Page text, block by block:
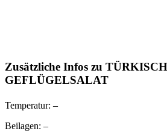
Zusätzliche Infos zu
GEFLÜGELSALAT
Temperatur: –
Beilagen: –